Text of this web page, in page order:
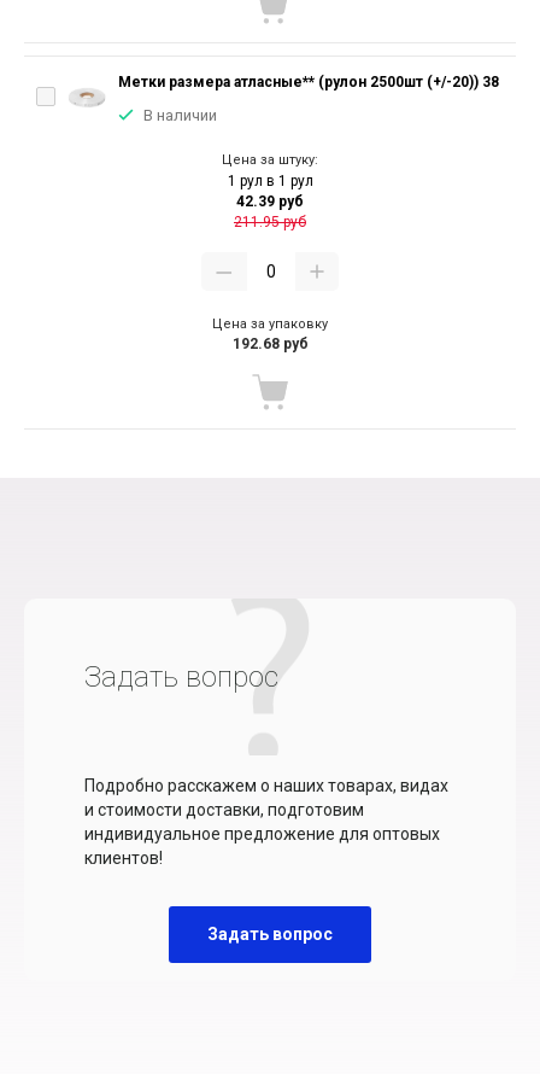
Метки размера атласные** (рулон 2500шт (+/-20)) 38
В наличии
Цена за штуку:
1 рул в 1 рул
42.39 руб
211.95 руб
Цена за упаковку
192.68 руб
Задать вопрос
Подробно расскажем о наших товарах, видах
и стоимости доставки, подготовим
индивидуальное предложение для оптовых
клиентов!
Задать вопрос